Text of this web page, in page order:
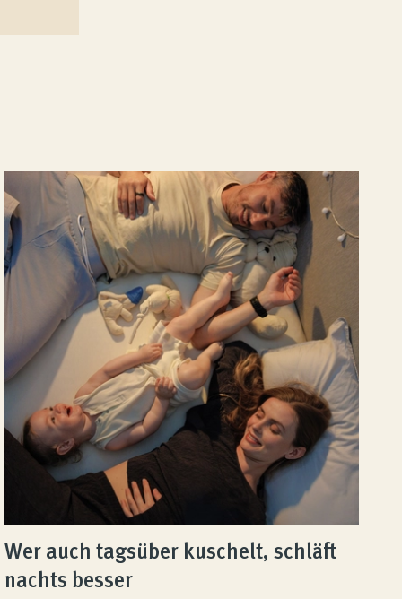
Wer auch tagsüber kuschelt, schläft
nachts besser